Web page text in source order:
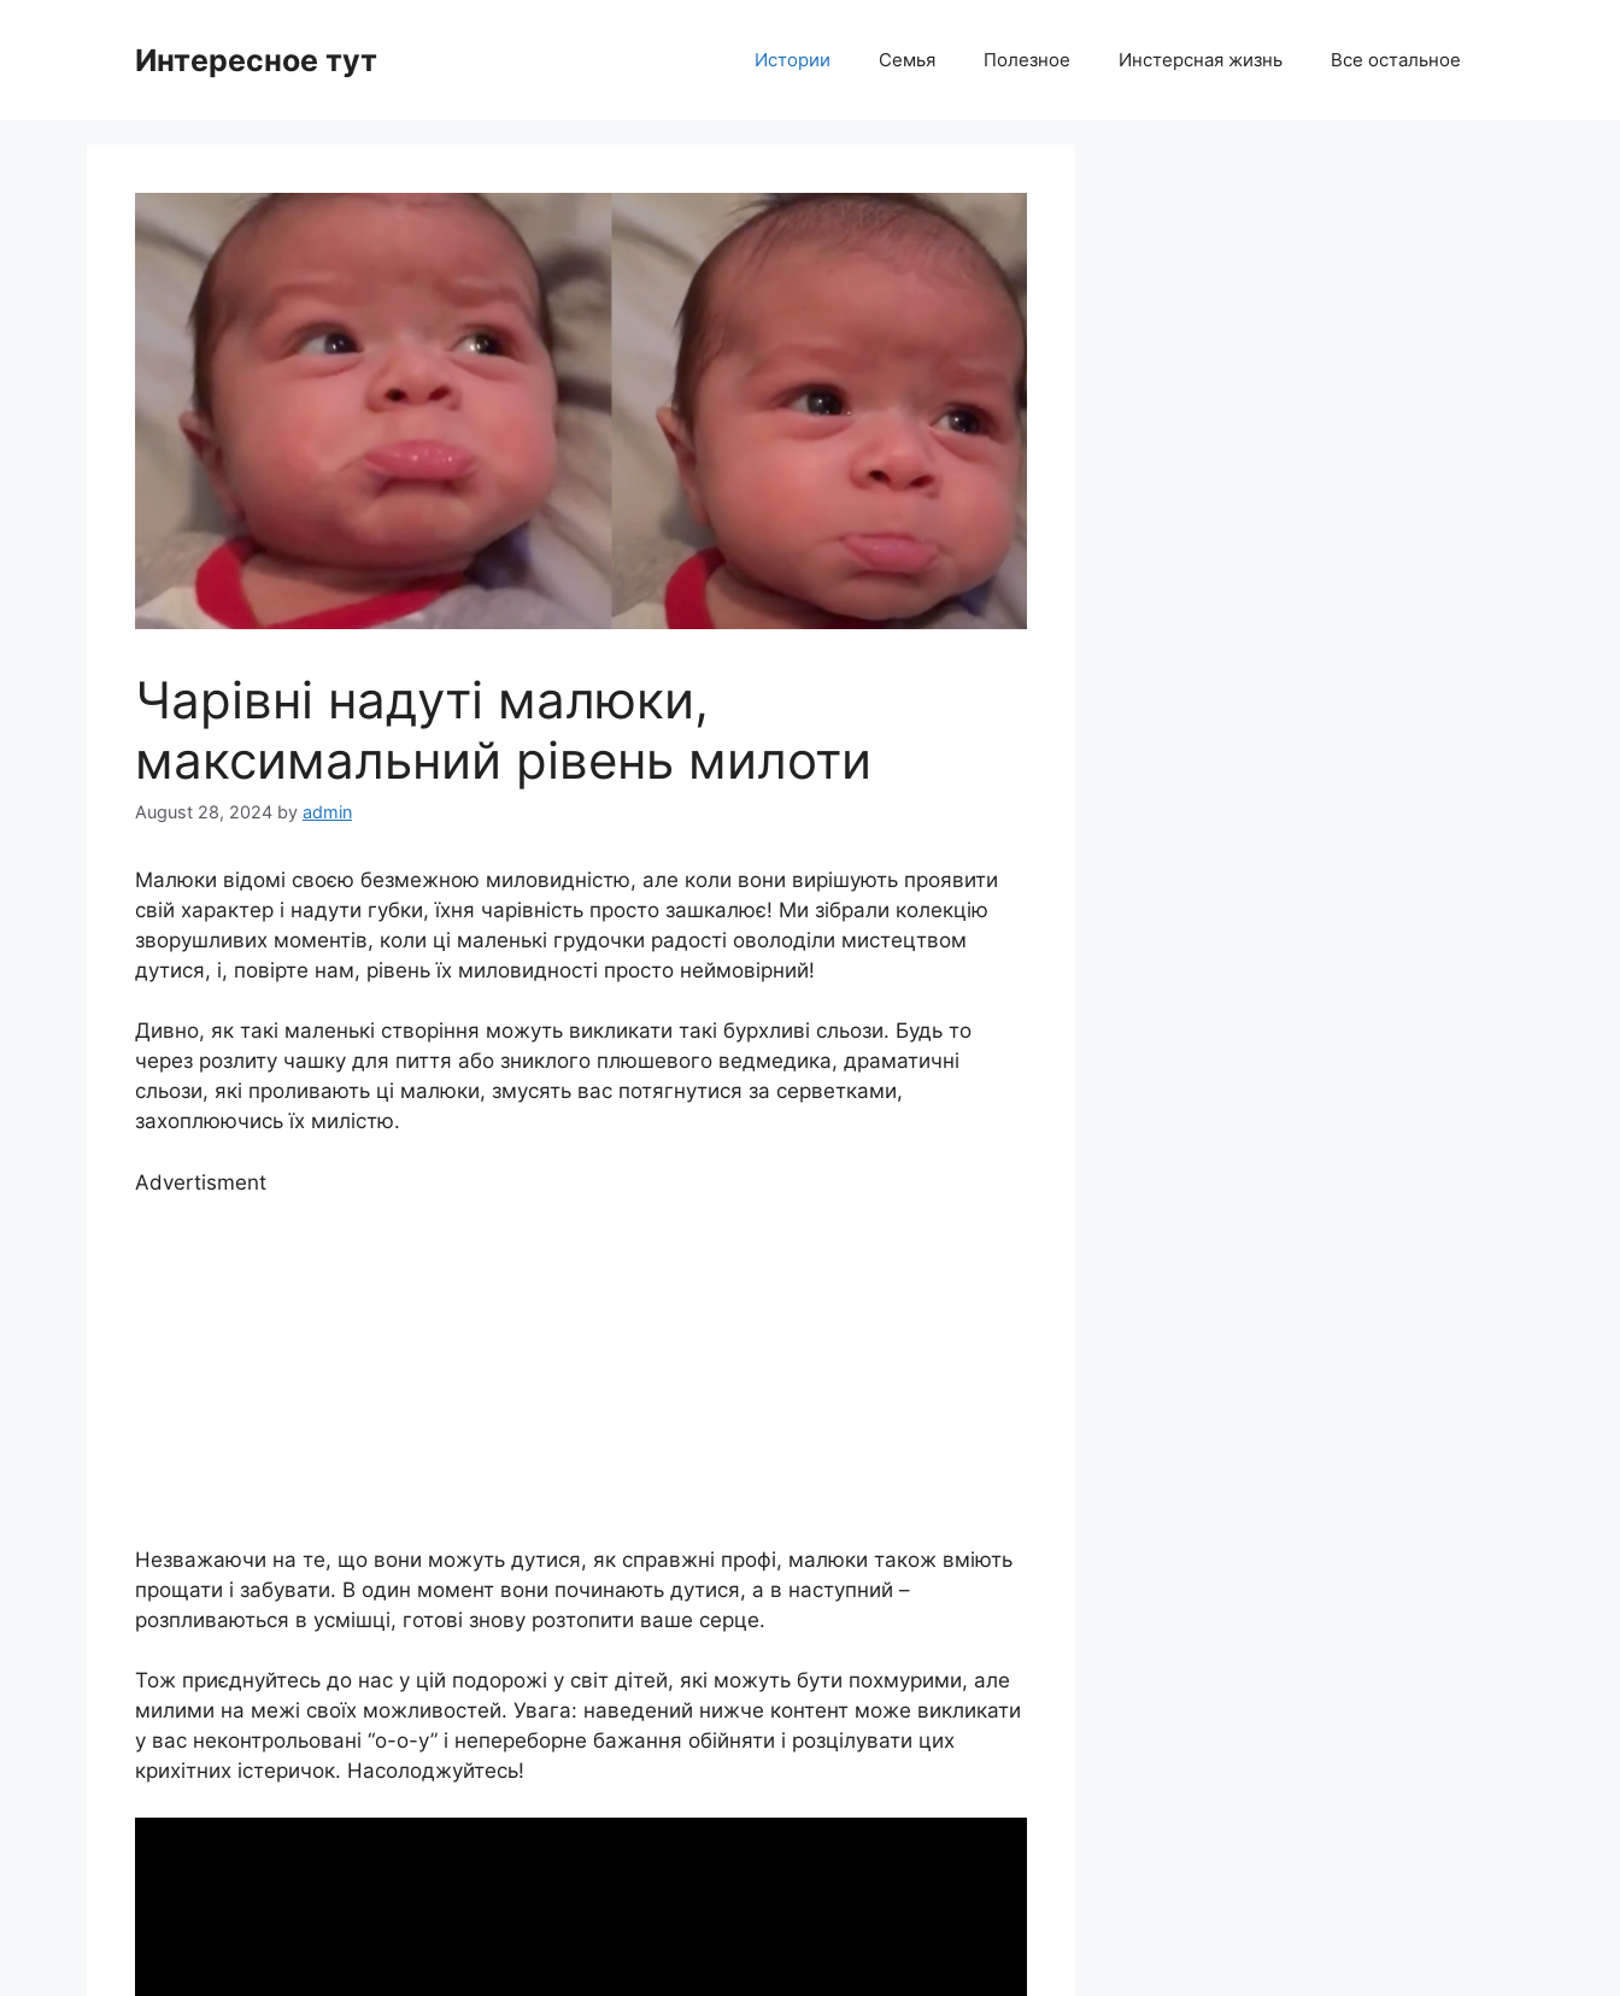
Интересное тут Истории Семья Полезное Инстерсная жизнь Все остальное
Чарівні надуті малюки,
максимальний рівень милоти
August 28, 2024 by admin
Малюки відомі своєю безмежною миловидністю, але коли вони вирішують проявити
свій характер і надути губки, їхня чарівність просто зашкалює! Ми зібрали колекцію
зворушливих моментів, коли ці маленькі грудочки радості оволоділи мистецтвом
дутися, і, повірте нам, рівень їх миловидності просто неймовірний!
Дивно, як такі маленькі створіння можуть викликати такі бурхливі сльози. Будь то
через розлиту чашку для пиття або зниклого плюшевого ведмедика, драматичні
сльози, які проливають ці малюки, змусять вас потягнутися за серветками,
захоплюючись їх милістю.
Advertisment
Незважаючи на те, що вони можуть дутися, як справжні профі, малюки також вміють
прощати і забувати. В один момент вони починають дутися, а в наступний –
розпливаються в усмішці, готові знову розтопити ваше серце.
Тож приєднуйтесь до нас у цій подорожі у світ дітей, які можуть бути похмурими, але
милими на межі своїх можливостей. Увага: наведений нижче контент може викликати
у вас неконтрольовані “о-о-у” і непереборне бажання обійняти і розцілувати цих
крихітних істеричок. Насолоджуйтесь!